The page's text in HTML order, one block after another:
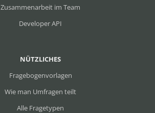
NÜTZLICHES
Fragebogenvorlagen
Wie man Umfragen teilt
Alle Fragetypen
Zusammenarbeit im Team
Developer API